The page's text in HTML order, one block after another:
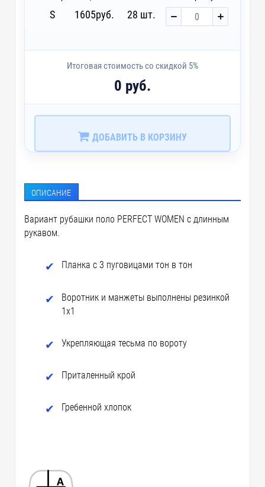
S 1605руб. 28 шт.
Итоговая стоимость со скидкой 5%
0 руб.
ДОБАВИТЬ В КОРЗИНУ
ОПИСАНИЕ
Вариант рубашки поло PERFECT WOMENс длинным
рукавом.
Планка с 3 пуговицами тон в тон
Воротник и манжеты выполнены резинкой
1x1
Укрепляющая тесьма по вороту
Приталенный крой
Гребенной хлопок